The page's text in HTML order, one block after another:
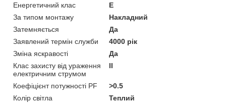
Енергетичний клас
E
За типом монтажу
Накладний
Затемняється
Да
Заявлений термін служби
4000 рік
Зміна яскравості
Да
Клас захисту від ураження
електричним струмом
ІІ
Коефіцієнт потужності PF
>0.5
Колір світла
Теплий